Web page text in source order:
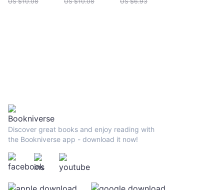
Discover great books and enjoy reading with
the Bookniverse app - download it now!